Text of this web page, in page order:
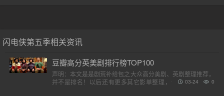
闪电侠第五季相关资讯
豆瓣高分英美剧排行榜TOP100
声明：本文是是剧荒补给包之大众高分美剧、英剧整理推荐，
并不是排名！以后还有更多其它影单整理，请各位收藏好。
0
03-24